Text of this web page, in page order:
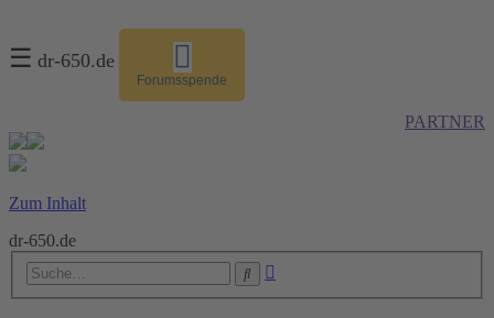
☰ dr-650.de
Forumsspende
PARTNER
Zum Inhalt
dr-650.de
Suche